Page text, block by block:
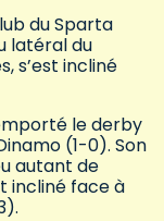
du Sparta
latéral du
s’est incliné
le derby
(1-0). Son
autant de
incliné face à